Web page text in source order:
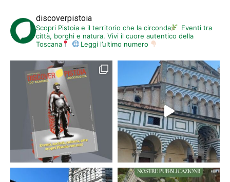
discoverpistoia
Scopri Pistoia e il territorio che la circonda
Eventi tra
città, borghi e natura. Vivi il cuore autentico della
Toscana
Leggi l’ultimo numero